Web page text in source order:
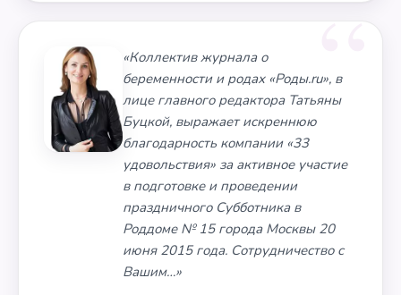
«Коллектив журнала о
беременности и родах «Роды.ru», в
лице главного редактора Татьяны
Буцкой, выражает искреннюю
благодарность компании «33
удовольствия» за активное участие
в подготовке и проведении
праздничного Субботника в
Роддоме № 15 города Москвы 20
июня 2015 года. Сотрудничество с
Вашим…»